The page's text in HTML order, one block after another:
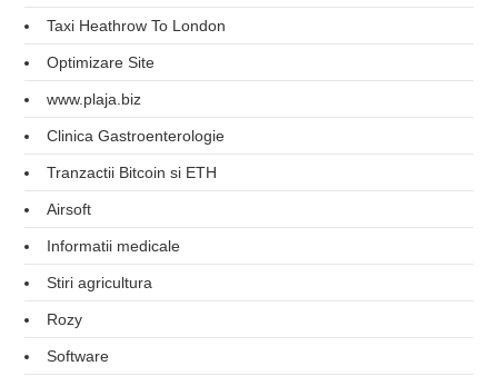
Taxi Heathrow To London
Optimizare Site
www.plaja.biz
Clinica Gastroenterologie
Tranzactii Bitcoin si ETH
Airsoft
Informatii medicale
Stiri agricultura
Rozy
Software